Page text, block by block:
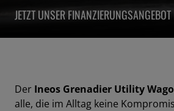
JETZT UNSER FINANZIERUNGSANGEBOT
Der Ineos Grenadier Utility
alle, die im Alltag keine